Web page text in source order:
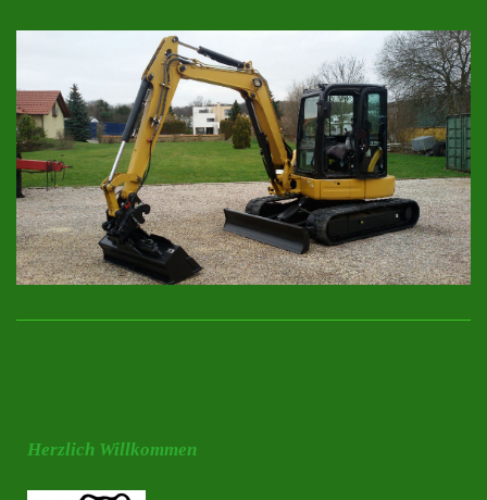
Herzlich Willkommen